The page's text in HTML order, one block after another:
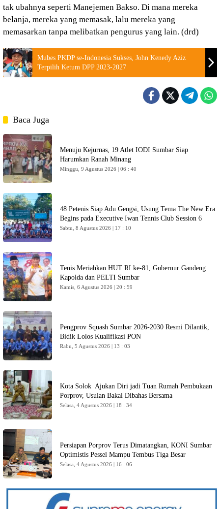
tak ubahnya seperti Manejemen Bakso. Di mana mereka
belanja, mereka yang memasak, lalu mereka yang
memasarkan tanpa melibatkan pengurus yang lain. (drd)
Mubes PKDP se-Indonesia Sukses, John Kenedy Aziz
Terpilih Ketum DPP 2023-2027
Baca Juga
Menuju Kejurnas, 19 Atlet IODI Sumbar Siap
Harumkan Ranah Minang
Minggu, 9 Agustus 2026 | 06 : 40
48 Petenis Siap Adu Gengsi, Usung Tema The New Era
Begins pada Executive Iwan Tennis Club Session 6
Sabtu, 8 Agustus 2026 | 17 : 10
Tenis Meriahkan HUT RI ke-81, Gubernur Gandeng
Kapolda dan PELTI Sumbar
Kamis, 6 Agustus 2026 | 20 : 59
Pengprov Squash Sumbar 2026-2030 Resmi Dilantik,
Bidik Lolos Kualifikasi PON
Rabu, 5 Agustus 2026 | 13 : 03
Kota Solok Ajukan Diri jadi Tuan Rumah Pembukaan
Porprov, Usulan Bakal Dibahas Bersama
Selasa, 4 Agustus 2026 | 18 : 34
Persiapan Porprov Terus Dimatangkan, KONI Sumbar
Optimistis Pessel Mampu Tembus Tiga Besar
Selasa, 4 Agustus 2026 | 16 : 06